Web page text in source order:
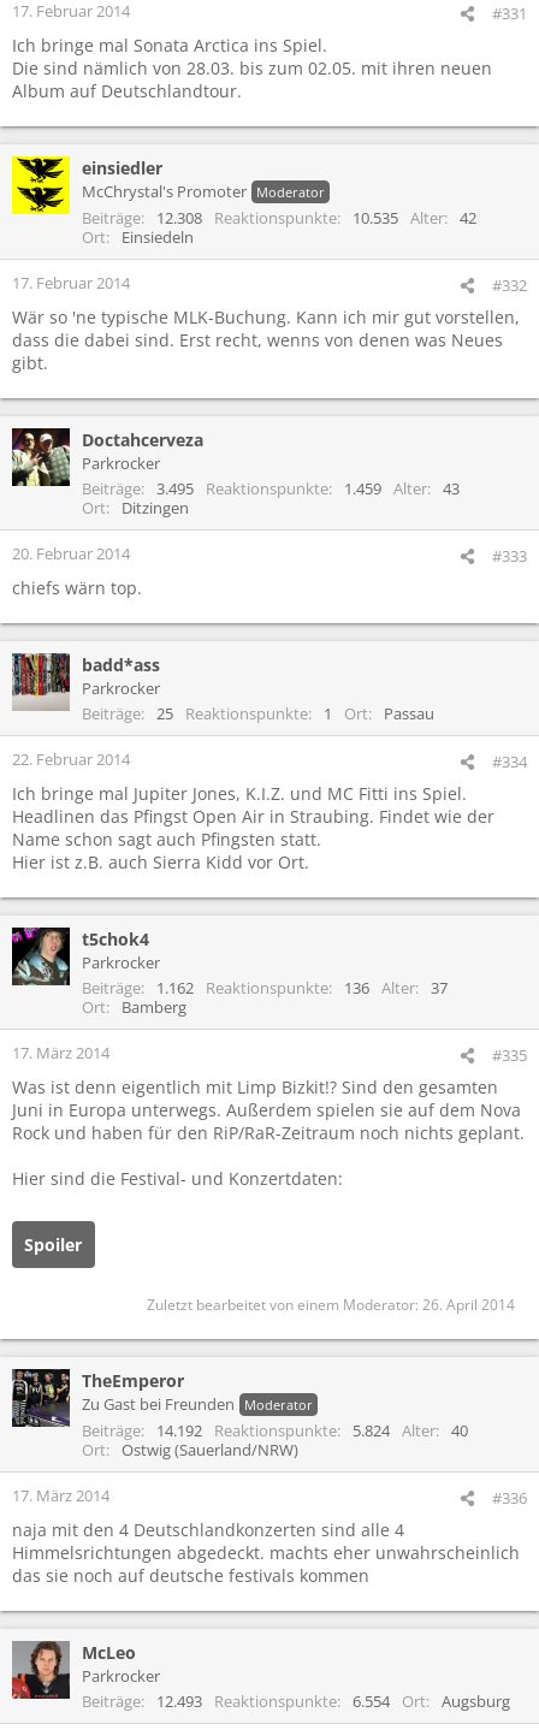
17. Februar 2014 #331
Ich bringe mal Sonata Arctica ins Spiel.
Die sind nämlich von 28.03. bis zum 02.05. mit ihren neuen
Album auf Deutschlandtour.
einsiedler
McChrystal's Promoter Moderator
Beiträge 12.308 Reaktionspunkte 10.535 Alter
42
Ort
Einsiedeln
17. Februar 2014 #332
Wär so 'ne typische MLK-Buchung. Kann ich mir gut vorstellen,
dass die dabei sind. Erst recht, wenns von denen was Neues
gibt.
Doctahcerveza
Parkrocker
Beiträge
3.495 Reaktionspunkte 1.459 Alter
43
Ort
Ditzingen
20. Februar 2014 #333
chiefs wärn top.
badd*ass
Parkrocker
Beiträge
25 Reaktionspunkte 1 Ort Passau
22. Februar 2014 #334
Ich bringe mal Jupiter Jones, K.I.Z. und MC Fitti ins Spiel.
Headlinen das Pfingst Open Air in Straubing. Findet wie der
Name schon sagt auch Pfingsten statt.
Hier ist z.B. auch Sierra Kidd vor Ort.
t5chok4
Parkrocker
Beiträge
1.162 Reaktionspunkte 136 Alter
37
Ort
Bamberg
17. März 2014 #335
Was ist denn eigentlich mit Limp Bizkit!? Sind den gesamten
Juni in Europa unterwegs. Außerdem spielen sie auf dem Nova
Rock und haben für den RiP/RaR-Zeitraum noch nichts geplant.
Hier sind die Festival- und Konzertdaten:
Spoiler
Zuletzt bearbeitet von einem Moderator: 26. April 2014
TheEmperor
Zu Gast bei Freunden Moderator
Beiträge 14.192 Reaktionspunkte 5.824 Alter
40
Ort
Ostwig (Sauerland/NRW)
17. März 2014 #336
naja mit den 4 Deutschlandkonzerten sind alle 4
Himmelsrichtungen abgedeckt. machts eher unwahrscheinlich
das sie noch auf deutsche festivals kommen
McLeo
Parkrocker
Beiträge
12.493 Reaktionspunkte 6.554 Ort Augsburg